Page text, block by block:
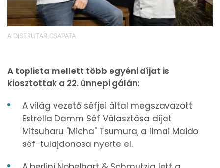
A DISFRUTAR CSAPATA
A toplista mellett több egyéni díjat is
kiosztottak a 22. ünnepi gálán:
A világ vezető séfjei által megszavazott
Estrella Damm Séf Választása díjat
Mitsuharu "Micha" Tsumura, a limai Maido
séf-tulajdonosa nyerte el.